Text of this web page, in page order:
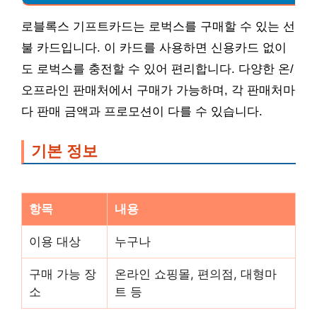
로블록스 기프트카드는 로벅스를 구매할 수 있는 선
불 카드입니다. 이 카드를 사용하면 신용카드 없이
도 로벅스를 충전할 수 있어 편리합니다. 다양한 온/
오프라인 판매처에서 구매가 가능하며, 각 판매처마
다 판매 금액과 프로모션이 다를 수 있습니다.
기본 정보
항목 내용
이용 대상 누구나
구매 가능 장
소
온라인 쇼핑몰, 편의점, 대형마
트 등